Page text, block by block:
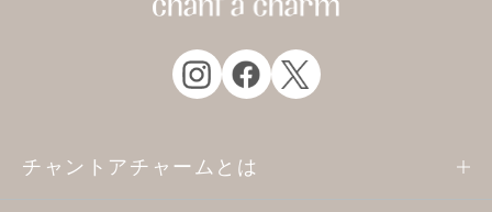
チャントアチャームとは